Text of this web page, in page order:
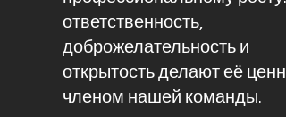
ответственность,
доброжелательность и
открытость делают её
членом нашей команды.